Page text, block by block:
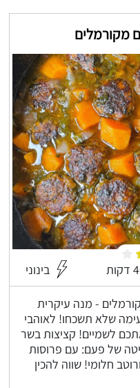
מקורמלים
בינוני
- מנה עיקרית
שלא תשכחו! לאוהבי
לשמיים! קציצות בשר
של פעם: עם פרוסות
חלומי! שווה להכין